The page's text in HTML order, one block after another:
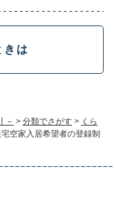
－ > 分類でさがす > くら
空家入居希望者の登録制
きは